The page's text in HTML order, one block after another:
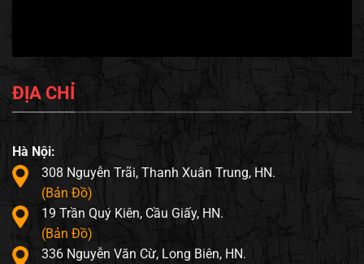
ĐỊA CHỈ
Hà Nội:
308 Nguyễn Trãi, Thanh Xuân Trung, HN.
(Bản Đồ)
19 Trần Quý Kiên, Cầu Giấy, HN.
(Bản Đồ)
336 Nguyễn Văn Cừ, Long Biên, HN.